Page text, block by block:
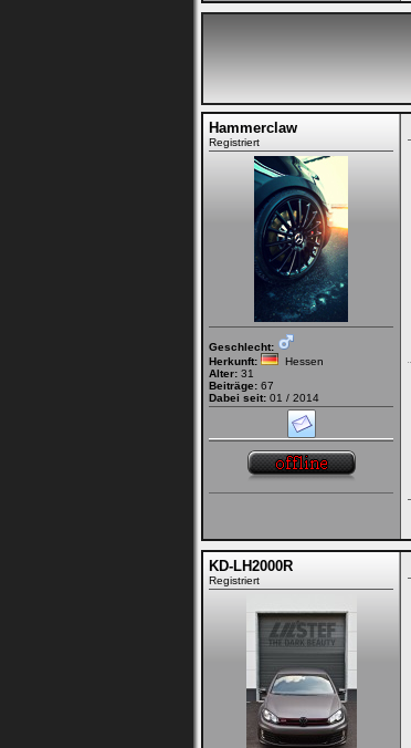
Hammerclaw
Registriert
Geschlecht:
Herkunft:
Hessen
Alter: 31
Beiträge: 67
Dabei seit: 01 / 2014
KD-LH2000R
Registriert